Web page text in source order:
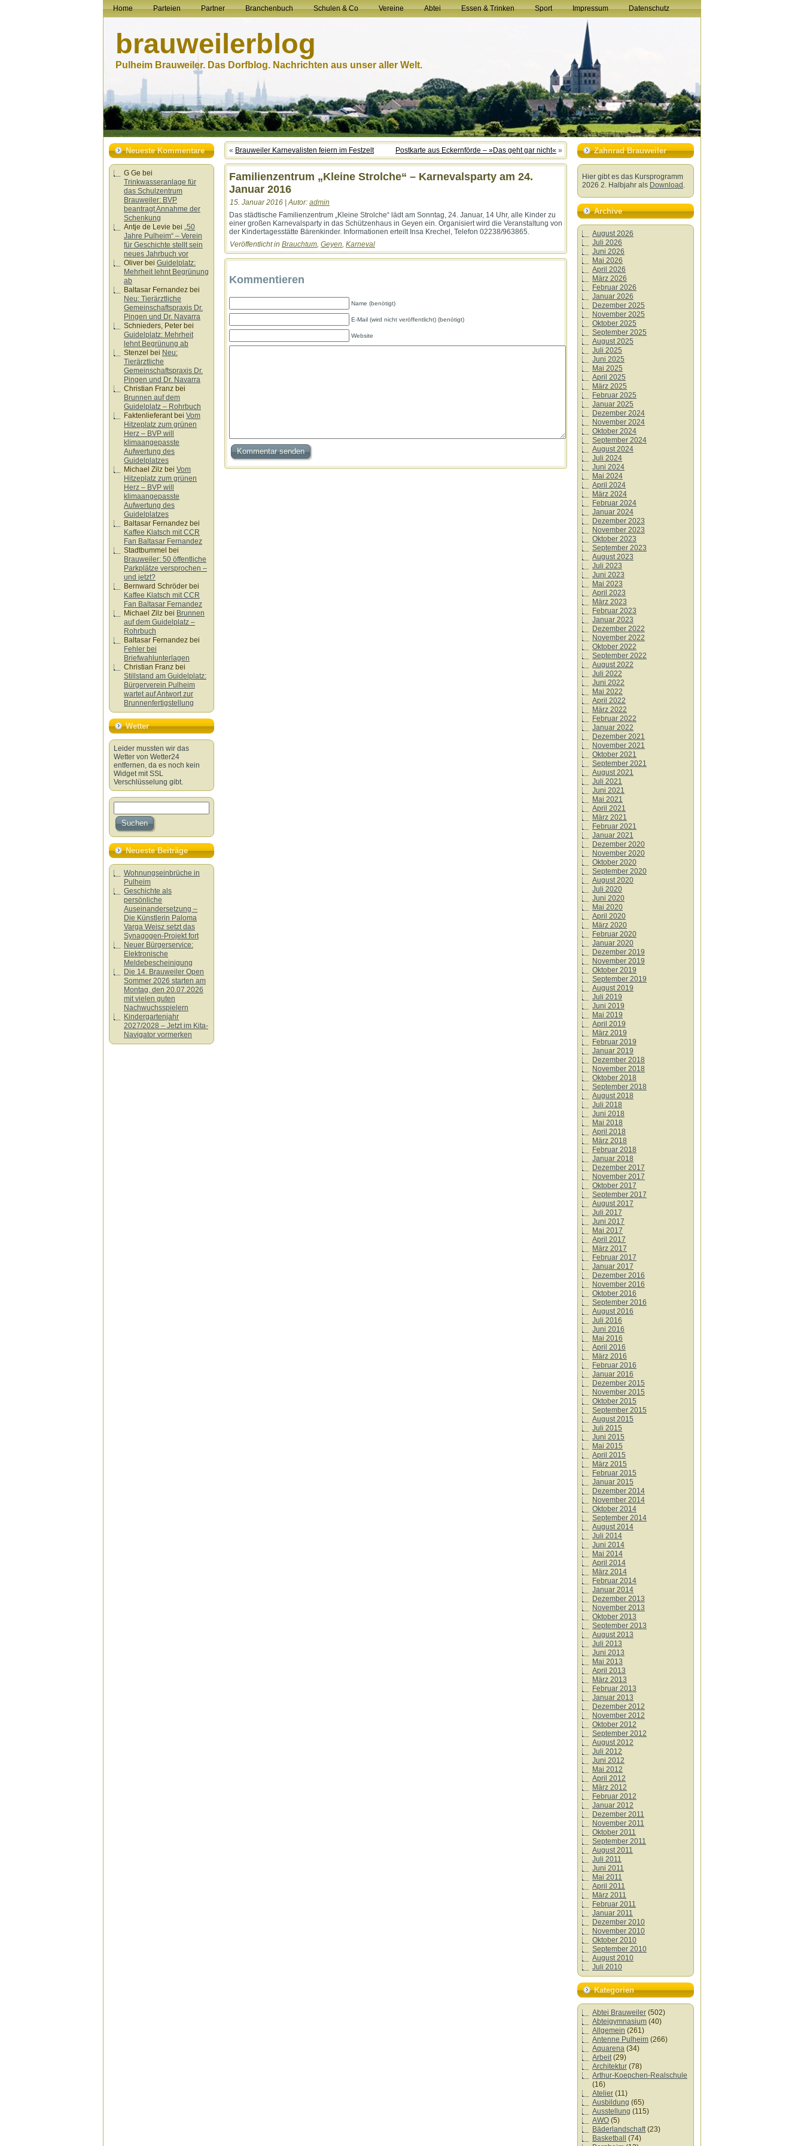
Home Parteien Partner Branchenbuch Schulen & Co Vereine Abtei Essen & Trinken Sport Impressum Datenschutz
brauweilerblog
Pulheim Brauweiler. Das Dorfblog. Nachrichten aus unser aller Welt.
Neueste Kommentare
G Ge bei
Trinkwasseranlage für
das Schulzentrum
Brauweiler: BVP
beantragt Annahme der
Schenkung
Antje de Levie bei „50
Jahre Pulheim“ – Verein
für Geschichte stellt sein
neues Jahrbuch vor
Oliver bei Guidelplatz:
Mehrheit lehnt Begrünung
ab
Baltasar Fernandez bei
Neu: Tierärztliche
Gemeinschaftspraxis Dr.
Pingen und Dr. Navarra
Schnieders, Peter bei
Guidelplatz: Mehrheit
lehnt Begrünung ab
Stenzel bei Neu:
Tierärztliche
Gemeinschaftspraxis Dr.
Pingen und Dr. Navarra
Christian Franz bei
Brunnen auf dem
Guidelplatz – Rohrbuch
Faktenlieferantbei Vom
Hitzeplatz zum grünen
Herz – BVP will
klimaangepasste
Aufwertung des
Guidelplatzes
Michael Zilz bei Vom
Hitzeplatz zum grünen
Herz – BVP will
klimaangepasste
Aufwertung des
Guidelplatzes
Baltasar Fernandez bei
Kaffee Klatsch mit CCR
Fan Baltasar Fernandez
Stadtbummel bei
Brauweiler: 50 öffentliche
Parkplätze versprochen –
und jetzt?
Bernward Schröder bei
Kaffee Klatsch mit CCR
Fan Baltasar Fernandez
Michael Zilz bei Brunnen
auf dem Guidelplatz –
Rohrbuch
Baltasar Fernandez bei
Fehler bei
Briefwahlunterlagen
Christian Franz bei
Stillstand am Guidelplatz:
Bürgerverein Pulheim
wartet auf Antwort zur
Brunnenfertigstellung
Wetter
Leider mussten wir das
Wetter von Wetter24
entfernen, da es noch kein
Widget mit SSL
Verschlüsselung gibt.
Neueste Beiträge
Wohnungseinbrüche in
Pulheim
Geschichte als
persönliche
Auseinandersetzung –
Die Künstlerin Paloma
Varga Weisz setzt das
Synagogen-Projekt fort
Neuer Bürgerservice:
Elektronische
Meldebescheinigung
Die 14. Brauweiler Open
Sommer 2026 starten am
Montag, den 20.07.2026
mit vielen guten
Nachwuchsspielern
Kindergartenjahr
2027/2028 – Jetzt im Kita-
Navigator vormerken
« Brauweiler Karnevalisten feiern im Festzelt Postkarte aus Eckernförde – »Das geht gar nicht« »
Familienzentrum „Kleine Strolche“ – Karnevalsparty am 24.
Januar 2016
15. Januar 2016 | Autor: admin
Das städtische Familienzentrum „Kleine Strolche“ lädt am Sonntag, 24. Januar, 14 Uhr, alle Kinder zu
einer großen Karnevalsparty in das Schützenhaus in Geyen ein. Organisiert wird die Veranstaltung von
der Kindertagesstätte Bärenkinder. Informationen erteilt Insa Krechel, Telefon 02238/963865.
Veröffentlicht in Brauchtum, Geyen, Karneval
Kommentieren
Name (benötigt)
E-Mail (wird nicht veröffentlicht) (benötigt)
Website
Zahnrad Brauweiler
Hier gibt es das Kursprogramm
2026 2. Halbjahr als Download .
Archive
August 2026
Juli 2026
Juni 2026
Mai 2026
April 2026
März 2026
Februar 2026
Januar 2026
Dezember 2025
November 2025
Oktober 2025
September 2025
August 2025
Juli 2025
Juni 2025
Mai 2025
April 2025
März 2025
Februar 2025
Januar 2025
Dezember 2024
November 2024
Oktober 2024
September 2024
August 2024
Juli 2024
Juni 2024
Mai 2024
April 2024
März 2024
Februar 2024
Januar 2024
Dezember 2023
November 2023
Oktober 2023
September 2023
August 2023
Juli 2023
Juni 2023
Mai 2023
April 2023
März 2023
Februar 2023
Januar 2023
Dezember 2022
November 2022
Oktober 2022
September 2022
August 2022
Juli 2022
Juni 2022
Mai 2022
April 2022
März 2022
Februar 2022
Januar 2022
Dezember 2021
November 2021
Oktober 2021
September 2021
August 2021
Juli 2021
Juni 2021
Mai 2021
April 2021
März 2021
Februar 2021
Januar 2021
Dezember 2020
November 2020
Oktober 2020
September 2020
August 2020
Juli 2020
Juni 2020
Mai 2020
April 2020
März 2020
Februar 2020
Januar 2020
Dezember 2019
November 2019
Oktober 2019
September 2019
August 2019
Juli 2019
Juni 2019
Mai 2019
April 2019
März 2019
Februar 2019
Januar 2019
Dezember 2018
November 2018
Oktober 2018
September 2018
August 2018
Juli 2018
Juni 2018
Mai 2018
April 2018
März 2018
Februar 2018
Januar 2018
Dezember 2017
November 2017
Oktober 2017
September 2017
August 2017
Juli 2017
Juni 2017
Mai 2017
April 2017
März 2017
Februar 2017
Januar 2017
Dezember 2016
November 2016
Oktober 2016
September 2016
August 2016
Juli 2016
Juni 2016
Mai 2016
April 2016
März 2016
Februar 2016
Januar 2016
Dezember 2015
November 2015
Oktober 2015
September 2015
August 2015
Juli 2015
Juni 2015
Mai 2015
April 2015
März 2015
Februar 2015
Januar 2015
Dezember 2014
November 2014
Oktober 2014
September 2014
August 2014
Juli 2014
Juni 2014
Mai 2014
April 2014
März 2014
Februar 2014
Januar 2014
Dezember 2013
November 2013
Oktober 2013
September 2013
August 2013
Juli 2013
Juni 2013
Mai 2013
April 2013
März 2013
Februar 2013
Januar 2013
Dezember 2012
November 2012
Oktober 2012
September 2012
August 2012
Juli 2012
Juni 2012
Mai 2012
April 2012
März 2012
Februar 2012
Januar 2012
Dezember 2011
November 2011
Oktober 2011
September 2011
August 2011
Juli 2011
Juni 2011
Mai 2011
April 2011
März 2011
Februar 2011
Januar 2011
Dezember 2010
November 2010
Oktober 2010
September 2010
August 2010
Juli 2010
Kategorien
Abtei Brauweiler (502)
Abteigymnasium (40)
Allgemein (261)
Antenne Pulheim (266)
Aquarena (34)
Arbeit(29)
Architektur (78)
Arthur-Koepchen-Realschule
(16)
Atelier (11)
Ausbildung (65)
Ausstellung (115)
AWO (5)
Bäderlandschaft(23)
Basketball
(74)